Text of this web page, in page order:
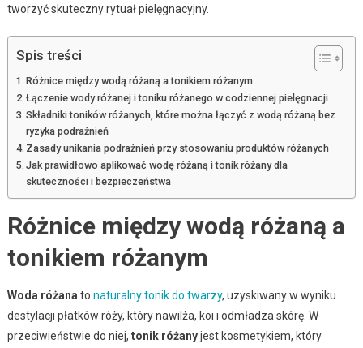
tworzyć skuteczny rytuał pielęgnacyjny.
Spis treści
Różnice między wodą różaną a tonikiem różanym
Łączenie wody różanej i toniku różanego w codziennej pielęgnacji
Składniki toników różanych, które można łączyć z wodą różaną bez
ryzyka podrażnień
Zasady unikania podrażnień przy stosowaniu produktów różanych
Jak prawidłowo aplikować wodę różaną i tonik różany dla
skuteczności i bezpieczeństwa
Różnice między wodą różaną a
tonikiem różanym
Woda różana to naturalny tonik do twarzy, uzyskiwany w wyniku
destylacji płatków róży, który nawilża, koi i odmładza skórę. W
przeciwieństwie do niej, tonik różanyjest kosmetykiem, który